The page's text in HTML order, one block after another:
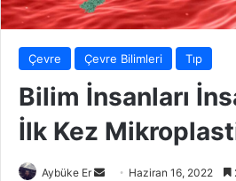
Çevre Çevre Bilimleri Tıp
Bilim İnsanları
İlk Kez
Aybüke Er
Bir
Haziran 16, 2022